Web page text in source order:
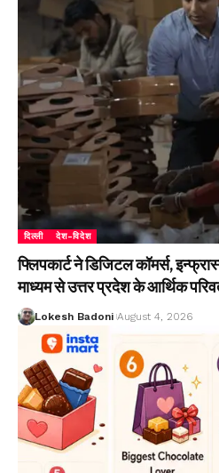
दिल्ली देश-विदेश
फ्लिपकार्ट ने डिजिटल कॉमर्स,
माध्यम से उत्तर प्रदेश के आर्थिक
Lokesh Badoni August 4, 2026